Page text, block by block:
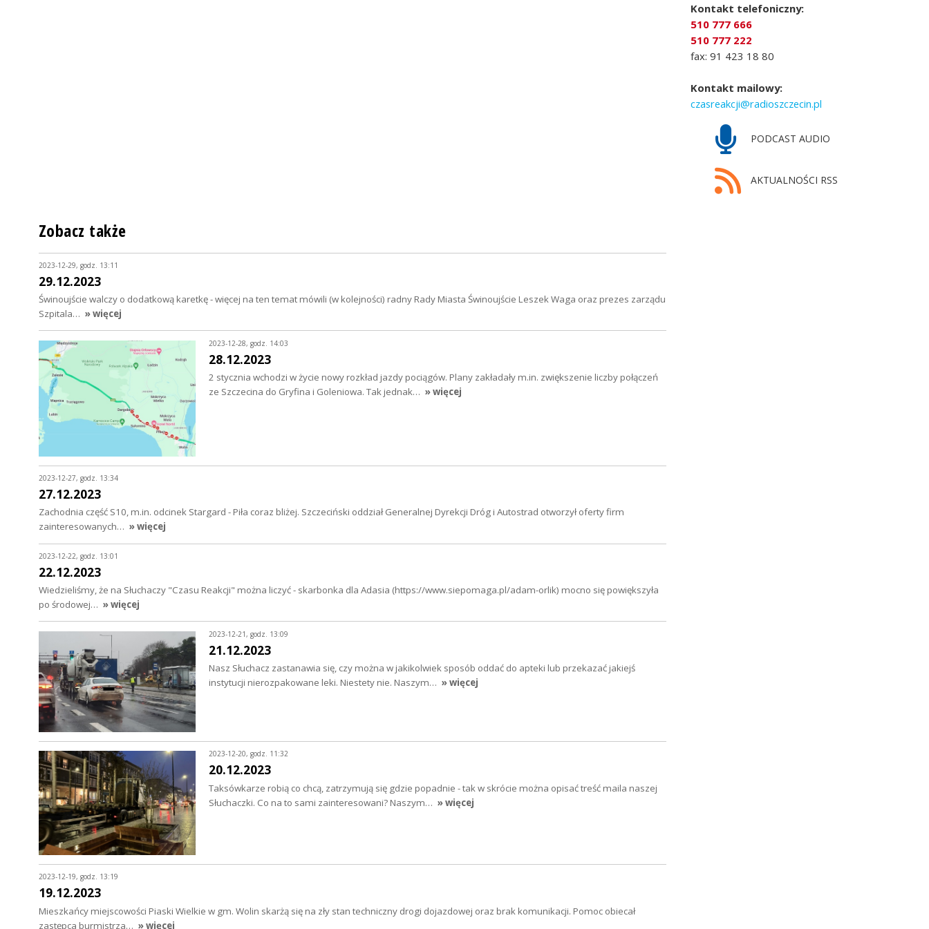
Kontakt telefoniczny:
510 777 666
510 777 222
fax: 91 423 18 80
Kontakt mailowy:
czasreakcji@radioszczecin.pl
PODCAST AUDIO
AKTUALNOŚCI RSS
Zobacz także
2023-12-29, godz. 13:11
29.12.2023
Świnoujście walczy o dodatkową karetkę - więcej na ten temat mówili (w kolejności) radny Rady Miasta Świnoujście Leszek Waga oraz prezes zarządu
Szpitala… » więcej
2023-12-28, godz. 14:03
28.12.2023
2 stycznia wchodzi w życie nowy rozkład jazdy pociągów. Plany zakładały m.in. zwiększenie liczby połączeń
ze Szczecina do Gryfina i Goleniowa. Tak jednak… » więcej
2023-12-27, godz. 13:34
27.12.2023
Zachodnia część S10, m.in. odcinek Stargard - Piła coraz bliżej. Szczeciński oddział Generalnej Dyrekcji Dróg i Autostrad otworzył oferty firm
zainteresowanych… » więcej
2023-12-22, godz. 13:01
22.12.2023
Wiedzieliśmy, że na Słuchaczy "Czasu Reakcji" można liczyć - skarbonka dla Adasia (https://www.siepomaga.pl/adam-orlik) mocno się powiększyła
po środowej… » więcej
2023-12-21, godz. 13:09
21.12.2023
Nasz Słuchacz zastanawia się, czy można w jakikolwiek sposób oddać do apteki lub przekazać jakiejś
instytucji nierozpakowane leki. Niestety nie. Naszym… » więcej
2023-12-20, godz. 11:32
20.12.2023
Taksówkarze robią co chcą, zatrzymują się gdzie popadnie - tak w skrócie można opisać treść maila naszej
Słuchaczki. Co na to sami zainteresowani? Naszym… » więcej
2023-12-19, godz. 13:19
19.12.2023
Mieszkańcy miejscowości Piaski Wielkie w gm. Wolin skarżą się na zły stan techniczny drogi dojazdowej oraz brak komunikacji. Pomoc obiecał
zastępca burmistrza… » więcej